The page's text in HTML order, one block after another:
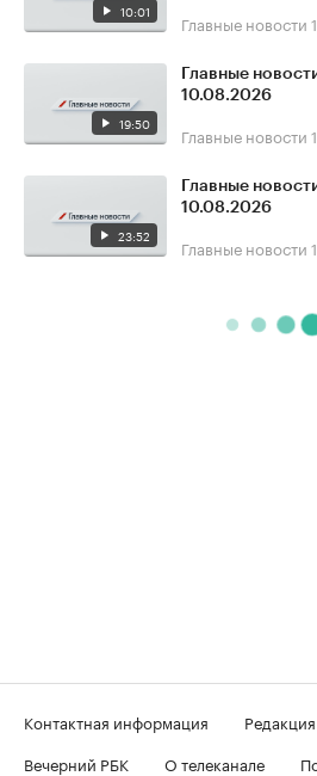
10:01 Главные новости
19:50
Главные
10.08.2026
Главные новости
23:52
Главные
10.08.2026
Главные новости
Контактная информация Редакция
Вечерний РБК
О телеканале